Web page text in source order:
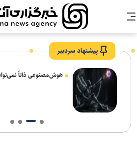
پیشنهاد سردبیر
هوش‌مصنوعی ذاتاً